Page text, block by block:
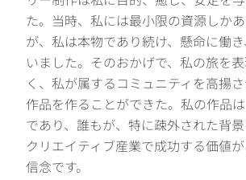
た。当時、私には最小限の資源しか
が、私は本物であり続け、懸命に働
いました。そのおかげで、私の旅を
く、私が属するコミュニティを高揚
作品を作ることができた。私の作品
であり、誰もが、特に疎外された背景
クリエイティブ産業で成功する価値
信念です。